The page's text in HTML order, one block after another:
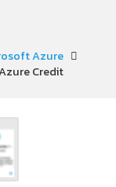
Azure
Credit